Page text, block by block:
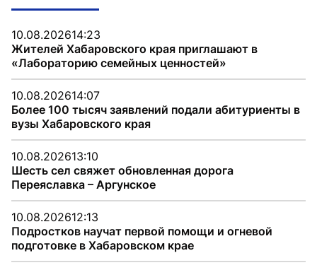
10.08.202614:23
Жителей Хабаровского края приглашают в
«Лабораторию семейных ценностей»
10.08.202614:07
Более 100 тысяч заявлений подали абитуриенты в
вузы Хабаровского края
10.08.202613:10
Шесть сел свяжет обновленная дорога
Переяславка – Аргунское
10.08.202612:13
Подростков научат первой помощи и огневой
подготовке в Хабаровском крае